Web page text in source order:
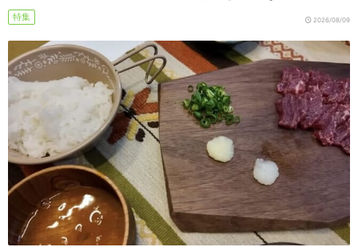
特集 2026/08/09